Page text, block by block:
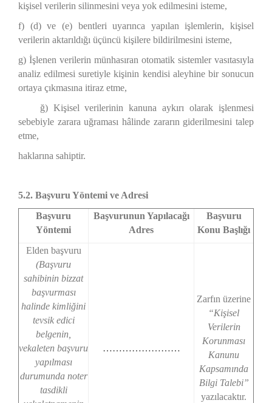
kişisel verilerin silinmesini veya yok edilmesini isteme,
f) (d) ve (e) bentleri uyarınca yapılan işlemlerin, kişisel
verilerin aktarıldığı üçüncü kişilere bildirilmesini isteme,
g) İşlenen verilerin münhasıran otomatik sistemler vasıtasıyla
analiz edilmesi suretiyle kişinin kendisi aleyhine bir sonucun
ortaya çıkmasına itiraz etme,
ğ) Kişisel verilerinin kanuna aykırı olarak işlenmesi
sebebiyle zarara uğraması hâlinde zararın giderilmesini talep
etme,
haklarına sahiptir.
5.2. Başvuru Yöntemi ve Adresi
Başvuru
Yöntemi
Başvurunun Yapılacağı
Adres
Başvuru
Konu Başlığı
Elden başvuru
(Başvuru
sahibinin bizzat
başvurması
halinde kimliğini
tevsik edici
belgenin,
vekaleten başvuru
yapılması
durumunda noter
tasdikli
……………………
Zarfın üzerine
“Kişisel
Verilerin
Korunması
Kanunu
Kapsamında
Bilgi Talebi”
yazılacaktır.